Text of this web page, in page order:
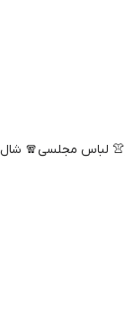
👚 لباس مجلسی🧣